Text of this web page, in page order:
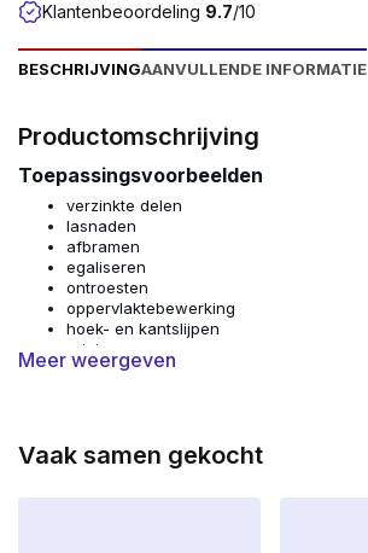
Klantenbeoordeling 9.7/10
BESCHRIJVINGAANVULLENDE INFORMATIE
Productomschrijving
Toepassingsvoorbeelden
verzinkte delen
lasnaden
afbramen
egaliseren
ontroesten
oppervlaktebewerking
hoek- en kantslijpen
reinigen
Lange levensduur
Meer weergeven
Vaak samen gekocht